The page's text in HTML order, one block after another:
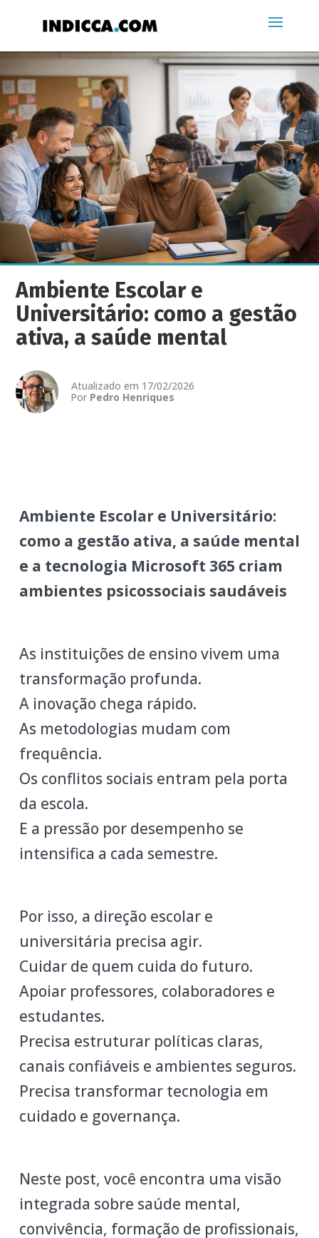
Ambiente Escolar e
Universitário: como a gestão
ativa, a saúde mental
Atualizado em 17/02/2026
Por Pedro Henriques
Ambiente Escolar e Universitário:
como a gestão ativa, a saúde mental
e a tecnologia Microsoft 365 criam
ambientes psicossociais saudáveis
As instituições de ensino vivem uma
transformação profunda.
A inovação chega rápido.
As metodologias mudam com
frequência.
Os conflitos sociais entram pela porta
da escola.
E a pressão por desempenho se
intensifica a cada semestre.
Por isso, a direção escolar e
universitária precisa agir.
Cuidar de quem cuida do futuro.
Apoiar professores, colaboradores e
estudantes.
Precisa estruturar políticas claras,
canais confiáveis e ambientes seguros.
Precisa transformar tecnologia em
cuidado e governança.
Neste post, você encontra uma visão
integrada sobre saúde mental,
convivência, formação de profissionais,